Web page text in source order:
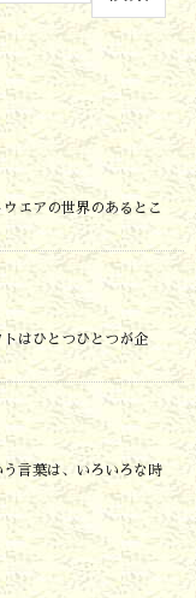
エアの世界のあるとこ
はひとつひとつが企
言葉は、いろいろな時